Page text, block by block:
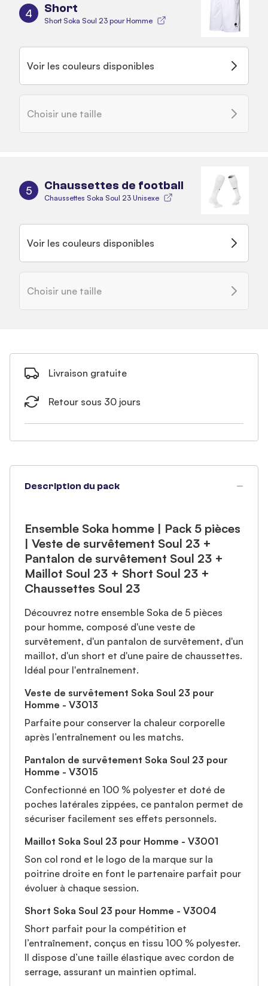
4 Short
Short Soka Soul 23 pour Homme
Voir les couleurs disponibles
Choisir une taille
5 Chaussettes de football
Chaussettes Soka Soul 23 Unisexe
Voir les couleurs disponibles
Choisir une taille
Livraison gratuite
Retour sous 30 jours
Description du pack
Ensemble Soka homme | Pack 5 pièces
| Veste de survêtement Soul 23 +
Pantalon de survêtement Soul 23 +
Maillot Soul 23 + Short Soul 23 +
Chaussettes Soul 23
Découvrez notre ensemble Soka de 5 pièces
pour homme, composé d'une veste de
survêtement, d'un pantalon de survêtement, d'un
maillot, d'un short et d'une paire de chaussettes.
Idéal pour l'entraînement.
Veste de survêtement Soka Soul 23 pour
Homme - V3013
Parfaite pour conserver la chaleur corporelle
après l’entraînement ou les matchs.
Pantalon de survêtement Soka Soul 23 pour
Homme - V3015
Confectionné en 100 % polyester et doté de
poches latérales zippées, ce pantalon permet de
sécuriser facilement ses effets personnels.
Maillot Soka Soul 23 pour Homme - V3001
Son col rond et le logo de la marque sur la
poitrine droite en font le partenaire parfait pour
évoluer à chaque session.
Short Soka Soul 23 pour Homme - V3004
Short parfait pour la compétition et
l’entraînement, conçus en tissu 100 % polyester.
Il dispose d’une taille élastique avec cordon de
serrage, assurant un maintien optimal.